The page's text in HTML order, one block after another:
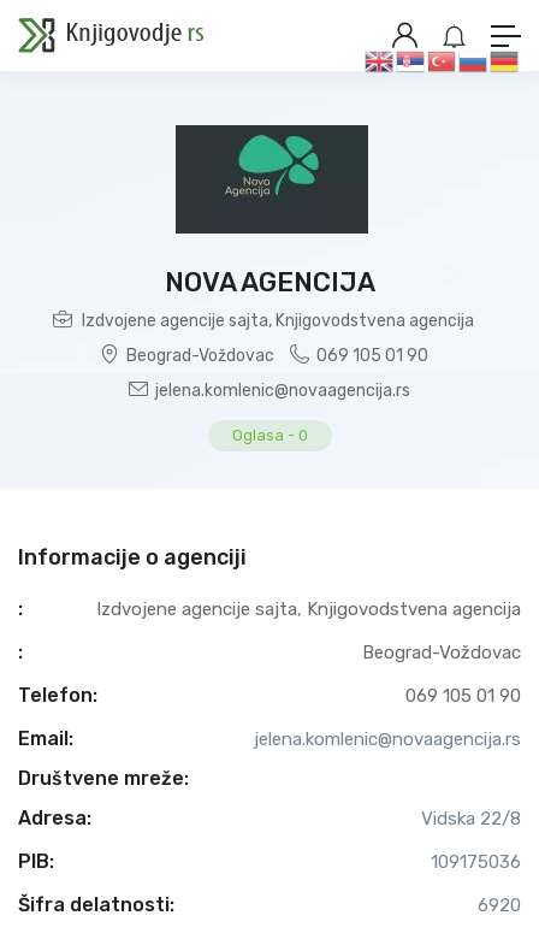
NOVA AGENCIJA
Izdvojene agencije sajta, Knjigovodstvena agencija
Beograd-Voždovac
069 105 01 90
jelena.komlenic@novaagencija.rs
Oglasa - 0
Informacije o agenciji
: Izdvojene agencije sajta, Knjigovodstvena agencija
: Beograd-Voždovac
Telefon: 069 105 01 90
Email: jelena.komlenic@novaagencija.rs
Društvene mreže:
Adresa:
Vidska 22/8
PIB: 109175036
Šifra delatnosti: 6920